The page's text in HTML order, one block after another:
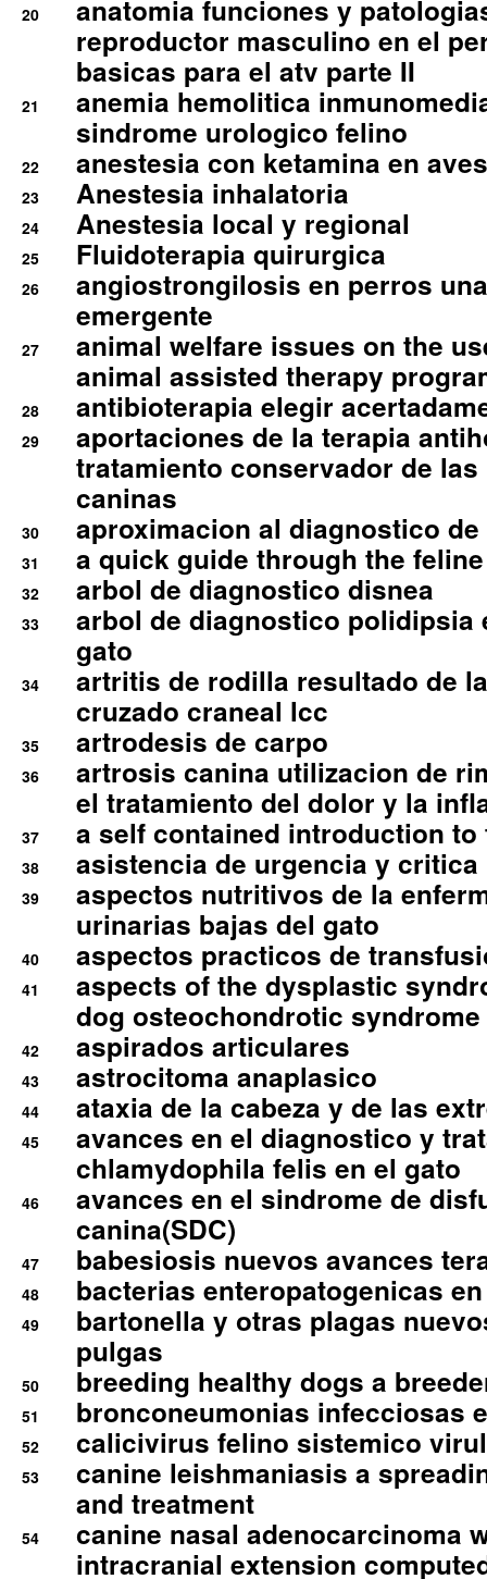
20
anatomia funciones y
reproductor masculino en el
basicas para el atv parte II
21
anemia hemolitica
sindrome urologico felino
22 anestesia con ketamina en
23 Anestesia inhalatoria
24 Anestesia local y regional
25 Fluidoterapia quirurgica
26
angiostrongilosis en perros
emergente
27
animal welfare issues on the
animal assisted therapy
28 antibioterapia elegir
29
aportaciones de la terapia
tratamiento conservador de
caninas
30 aproximacion al diagnostico
31 a quick guide through the
32 arbol de diagnostico disnea
33
arbol de diagnostico polidipsia
gato
34
artritis de rodilla resultado de
cruzado craneal lcc
35 artrodesis de carpo
36
artrosis canina utilizacion de
el tratamiento del dolor y la
37 a self contained introduction
38 asistencia de urgencia y
39
aspectos nutritivos de la
urinarias bajas del gato
40 aspectos practicos de
41
aspects of the dysplastic
dog osteochondrotic syndrome
42 aspirados articulares
43 astrocitoma anaplasico
44 ataxia de la cabeza y de las
45
avances en el diagnostico y
chlamydophila felis en el gato
46
avances en el sindrome de
canina(SDC)
47 babesiosis nuevos avances
48 bacterias enteropatogenicas
49
bartonella y otras plagas
pulgas
50 breeding healthy dogs a
51 bronconeumonias infecciosas
52 calicivirus felino sistemico
53
canine leishmaniasis a
and treatment
54
canine nasal adenocarcinoma
intracranial extension